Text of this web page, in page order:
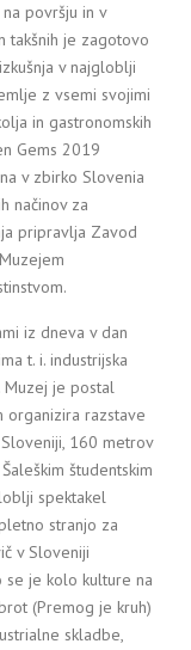
površju in v
takšnih je zagotovo
v najgloblji
z vsemi svojimi
in gastronomskih
Gems 2019
v zbirko Slovenia
načinov za
pripravlja Zavod
iz dneva v dan
t. i. industrijska
Muzej je postal
organizira razstave
160 metrov
študentskim
spektakel
stranjo za
v Sloveniji
se je kolo kulture na
(Premog je kruh)
skladbe,